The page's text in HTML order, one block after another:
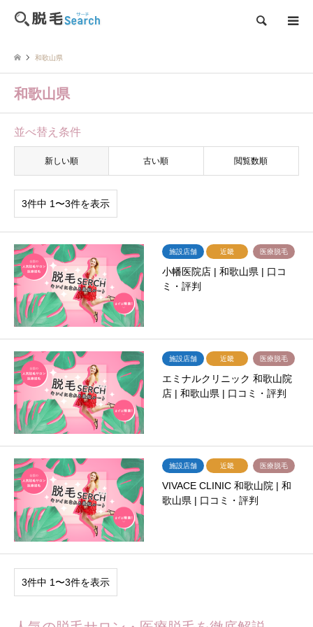
検索
和歌山県
和歌山県
並べ替え条件
新しい順 古い順 閲覧数順
3件中 1〜3件を表示
施設店舗 近畿 医療脱毛
小幡医院店 | 和歌山県 | 口コ
ミ・評判
施設店舗 近畿 医療脱毛
エミナルクリニック 和歌山院
店 | 和歌山県 | 口コミ・評判
施設店舗 近畿 医療脱毛
VIVACE CLINIC 和歌山院 | 和
歌山県 | 口コミ・評判
3件中 1〜3件を表示